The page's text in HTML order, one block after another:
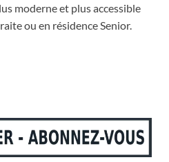
moderne et plus accessible
ou en résidence Senior.